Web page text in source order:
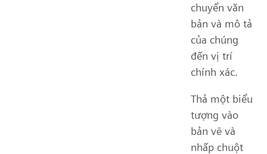
chuyển văn
bản và mô tả
của chúng
đến vị trí
chính xác.
Thả một biểu
tượng vào
bản vẽ và
nhấp chuột